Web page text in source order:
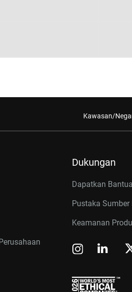
Kawasan/
Dukungan
Dapatkan
Pustaka Sumber
Keamanan